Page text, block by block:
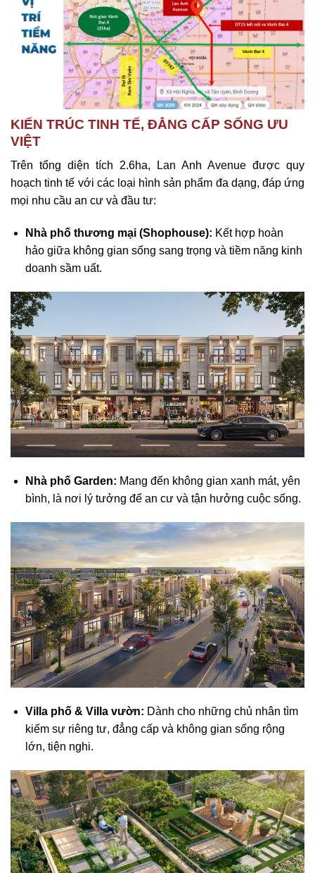
KIẾN TRÚC TINH TẾ, ĐẲNG CẤP SỐNG ƯU
VIỆT
Trên tổng diện tích 2.6ha, Lan Anh Avenue được quy
hoạch tinh tế với các loại hình sản phẩm đa dạng, đáp ứng
mọi nhu cầu an cư và đầu tư:
Nhà phố thương mại (Shophouse): Kết hợp hoàn
hảo giữa không gian sống sang trọng và tiềm năng kinh
doanh sầm uất.
Nhà phố Garden: Mang đến không gian xanh mát, yên
bình, là nơi lý tưởng để an cư và tận hưởng cuộc sống.
Villa phố & Villa vườn: Dành cho những chủ nhân tìm
kiếm sự riêng tư, đẳng cấp và không gian sống rộng
lớn, tiện nghi.